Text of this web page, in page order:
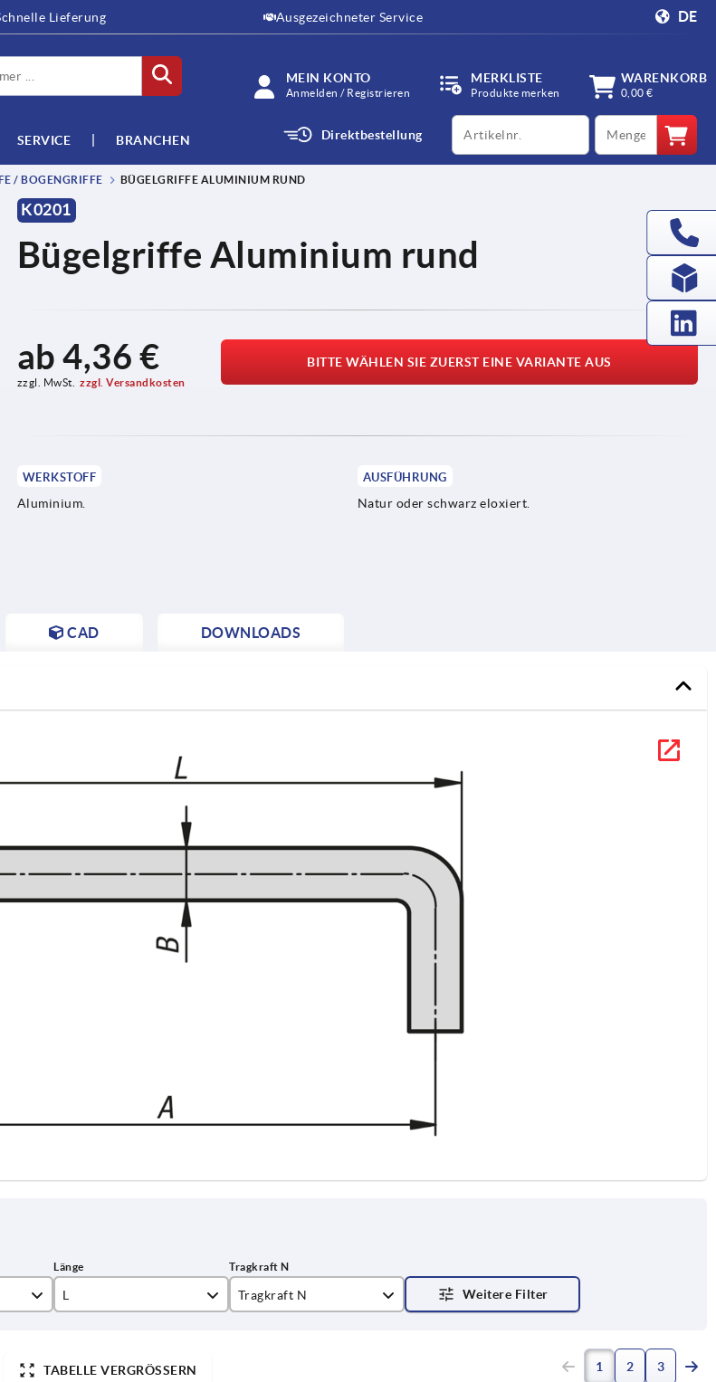
Lieferung Ausgezeichneter Service DE
MEIN KONTO
Anmelden / Registrieren
MERKLISTE
Produkte merken
WARENKORB
0,00 €
SERVICE BRANCHEN Direktbestellung
productCode qty
/ BOGENGRIFFE BÜGELGRIFFE ALUMINIUM RUND
K0201
Bügelgriffe Aluminium rund
ab4,36 €
zzgl. MwSt. zzgl. Versandkosten
BITTE WÄHLEN SIE ZUERST EINE VARIANTE AUS
WERKSTOFF
Aluminium.
AUSFÜHRUNG
Natur oder schwarz eloxiert.
CAD DOWNLOADS
L Tragkraft N
TABELLE VERGRÖSSERN 1 2 3